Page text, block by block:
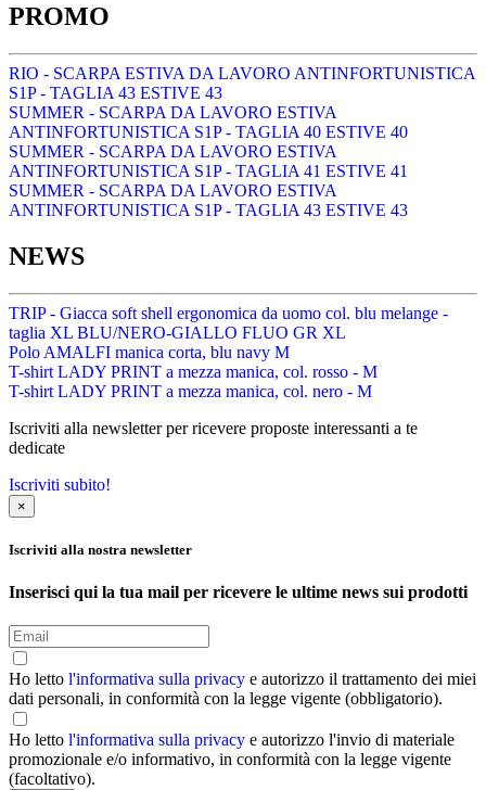
PROMO
RIO - SCARPA ESTIVA DA LAVORO ANTINFORTUNISTICA
S1P - TAGLIA 43 ESTIVE 43
SUMMER - SCARPA DA LAVORO ESTIVA
ANTINFORTUNISTICA S1P - TAGLIA 40 ESTIVE 40
SUMMER - SCARPA DA LAVORO ESTIVA
ANTINFORTUNISTICA S1P - TAGLIA 41 ESTIVE 41
SUMMER - SCARPA DA LAVORO ESTIVA
ANTINFORTUNISTICA S1P - TAGLIA 43 ESTIVE 43
NEWS
TRIP - Giacca soft shell ergonomica da uomo col. blu melange -
taglia XL BLU/NERO-GIALLO FLUO GR XL
Polo AMALFI manica corta, blu navy M
T-shirt LADY PRINT a mezza manica, col. rosso - M
T-shirt LADY PRINT a mezza manica, col. nero - M
Iscriviti alla newsletter per ricevere proposte interessanti a te
dedicate
Iscriviti subito!
×
Iscriviti alla nostra newsletter
Inserisci qui la tua mail per ricevere le ultime news sui prodotti
Ho letto l'informativa sulla privacy e autorizzo il trattamento dei miei
dati personali, in conformità con la legge vigente (obbligatorio).
Ho letto l'informativa sulla privacy e autorizzo l'invio di materiale
promozionale e/o informativo, in conformità con la legge vigente
(facoltativo).